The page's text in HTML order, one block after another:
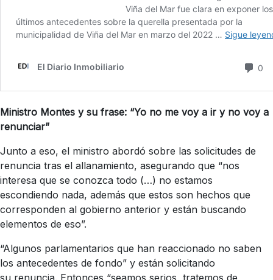
Ministro Montes y su frase: “Yo no me voy a ir y no voy a
renunciar”
Junto a eso, el ministro abordó sobre las solicitudes de
renuncia tras el allanamiento, asegurando que “nos
interesa que se conozca todo (…) no estamos
escondiendo nada, además que estos son hechos que
corresponden al gobierno anterior y están buscando
elementos de eso”.
“Algunos parlamentarios que han reaccionado no saben
los antecedentes de fondo” y están solicitando